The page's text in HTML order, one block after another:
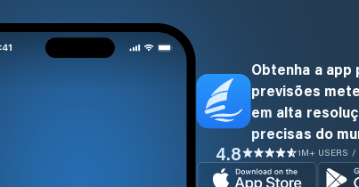
Obtenha a app
previsões
em alta
precisas do
4.8 1M+ USERS /